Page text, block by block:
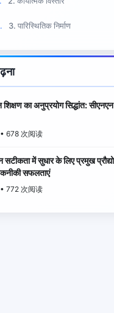
3. पारिस्थितिक निर्माण
का अनुप्रयोग सिद्धांत:
678 次阅读
में सुधार के लिए प्रमुख
सफलताएं
772 次阅读